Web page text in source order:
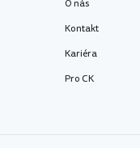
O nás
Kontakt
Kariéra
Pro CK